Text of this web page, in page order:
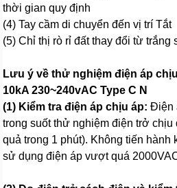
thời gian quy định
(4) Tay cầm di chuyển đến vị trí Tắt
(5) Chỉ thị rò rỉ đất thay đổi từ trắng
Lưu ý về thử nghiệm điện áp
10kA 230~240vAC Type C N
(1) Kiểm tra điện áp chịu áp: Điện
trong suốt thử nghiệm điện trở
quả trong 1 phút). Không tiến
sử dụng điện áp vượt quá